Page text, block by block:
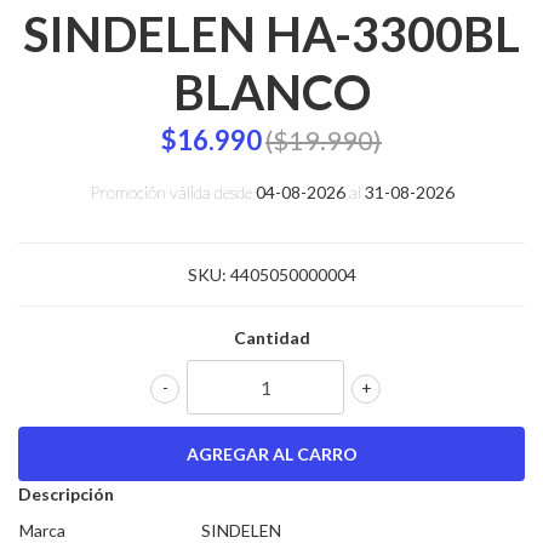
SINDELEN HA-3300BL
BLANCO
$16.990($19.990)
Promoción válida desde04-08-2026al 31-08-2026
SKU: 4405050000004
Cantidad
+
-
Descripción
Marca
SINDELEN